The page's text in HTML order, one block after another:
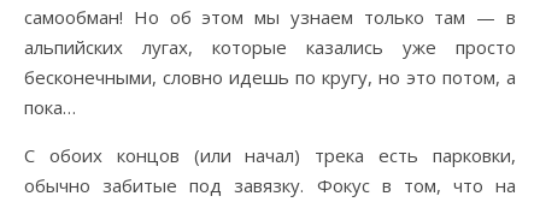
самообман! Но об этом мы узнаем только там — в
альпийских лугах, которые казались уже просто
бесконечными, словно идешь по кругу, но это потом, а
пока…
С обоих концов (или начал) трека есть парковки,
обычно забитые под завязку. Фокус в том, что на